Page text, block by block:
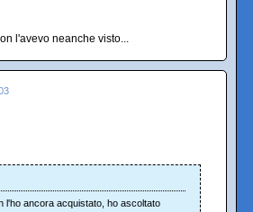
l'avevo neanche visto...
l'ho ancora acquistato, ho ascoltato